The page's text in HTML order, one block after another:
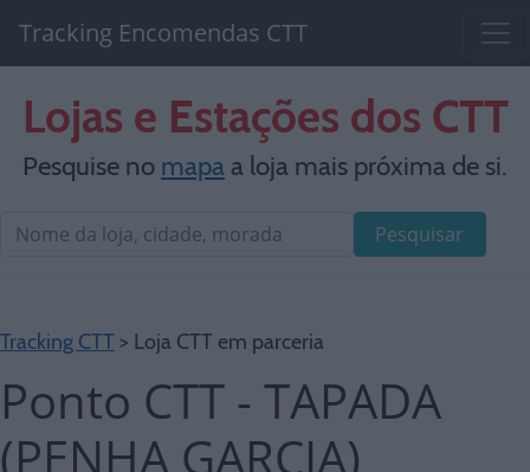
Tracking Encomendas CTT
Lojas e Estações dos CTT
Pesquise no mapaa loja mais próxima de si.
Pesquisar
Tracking CTT > Loja CTT em parceria
Ponto CTT - TAPADA
(PENHA GARCIA)